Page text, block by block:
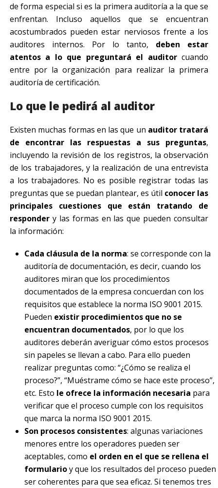
de forma especial si es la primera auditoría a la que se
enfrentan. Incluso aquellos que se encuentran
acostumbrados pueden estar nerviosos frente a los
auditores internos. Por lo tanto, deben estar
atentos a lo que preguntará el auditorcuando
entre por la organización para realizar la primera
auditoría de certificación.
Lo que le pedirá al auditor
Existen muchas formas en las que un auditor tratará
de encontrar las respuestas a sus preguntas,
incluyendo la revisión de los registros, la observación
de los trabajadores, y la realización de una entrevista
a los trabajadores. No es posible registrar todas las
preguntas que se puedan plantear, es útil conocer las
principales cuestiones que están tratando de
responder y las formas en las que pueden consultar
la información:
Cada cláusula de la norma: se corresponde con la
auditoría de documentación, es decir, cuando los
auditores miran que los procedimientos
documentados de la empresa concuerdan con los
requisitos que establece la norma ISO 9001 2015.
Pueden existir procedimientos que no se
encuentran documentados, por lo que los
auditores deberán averiguar cómo estos procesos
sin papeles se llevan a cabo. Para ello pueden
realizar preguntas como: “¿Cómo se realiza el
proceso?”, “Muéstrame cómo se hace este proceso”,
etc. Esto le ofrece la información necesaria para
verificar que el proceso cumple con los requisitos
que marca la norma ISO 9001 2015.
Son procesos consistentes: algunas variaciones
menores entre los operadores pueden ser
aceptables, como el orden en el que se rellena el
formularioy que los resultados del proceso pueden
ser coherentes para que sea eficaz. Si tenemos tres